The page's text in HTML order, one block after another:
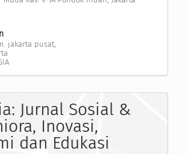
jakarta pusat,
Jurnal Sosial &
Inovasi,
dan Edukasi